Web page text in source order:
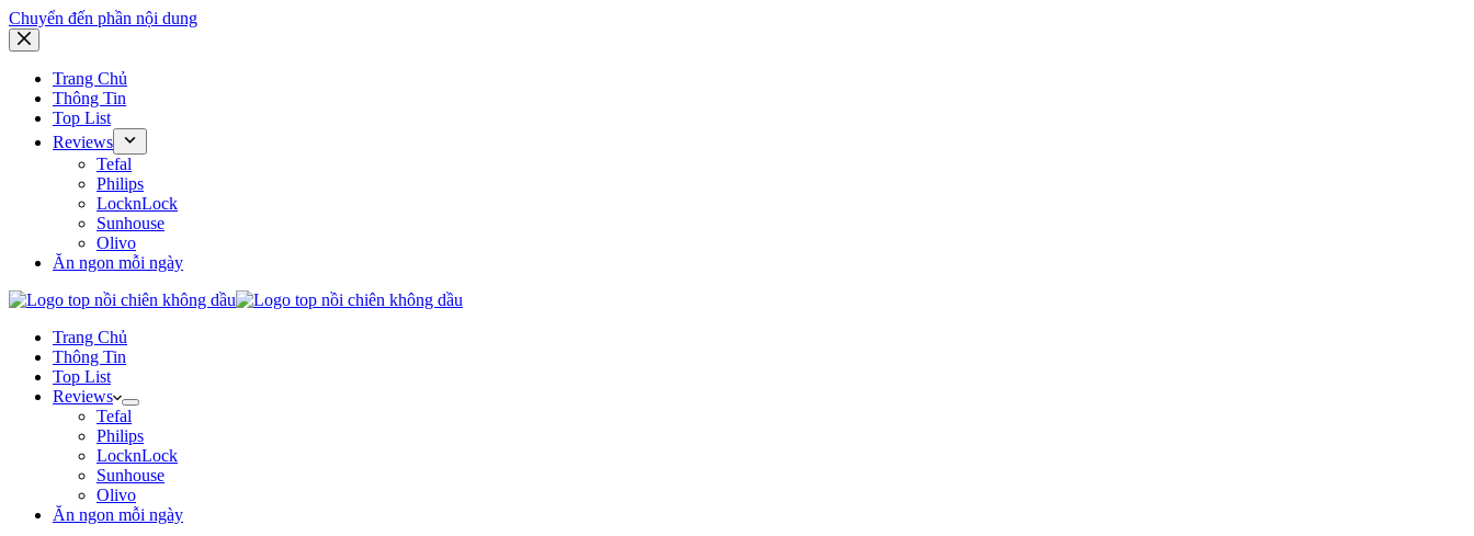
Chuyển đến phần nội dung
Trang Chủ
Thông Tin
Top List
Reviews
Tefal
Philips
LocknLock
Sunhouse
Olivo
Ăn ngon mỗi ngày
Trang Chủ
Thông Tin
Top List
Reviews
Tefal
Philips
LocknLock
Sunhouse
Olivo
Ăn ngon mỗi ngày